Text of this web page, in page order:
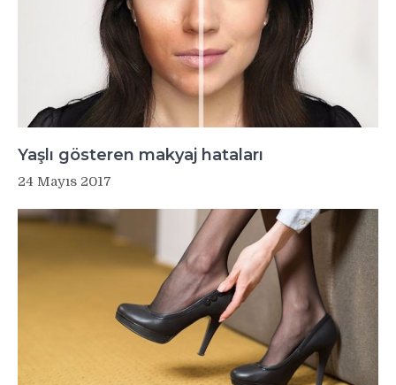
Yaşlı gösteren makyaj hataları
24 Mayıs 2017